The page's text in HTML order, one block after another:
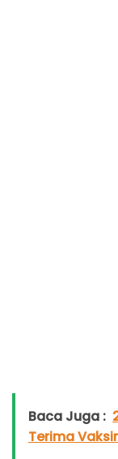
Baca Juga :
Terima